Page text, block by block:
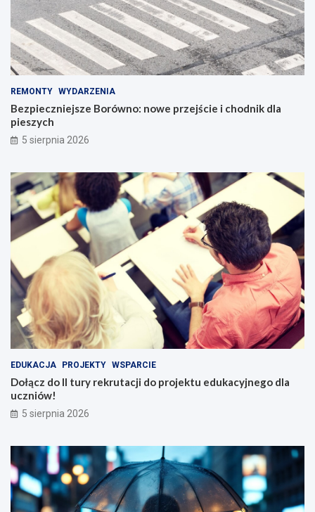
REMONTY WYDARZENIA
Bezpieczniejsze Borówno: nowe przejście i chodnik dla
pieszych
5 sierpnia 2026
EDUKACJA PROJEKTY WSPARCIE
Dołącz do II tury rekrutacji do projektu edukacyjnego dla
uczniów!
5 sierpnia 2026